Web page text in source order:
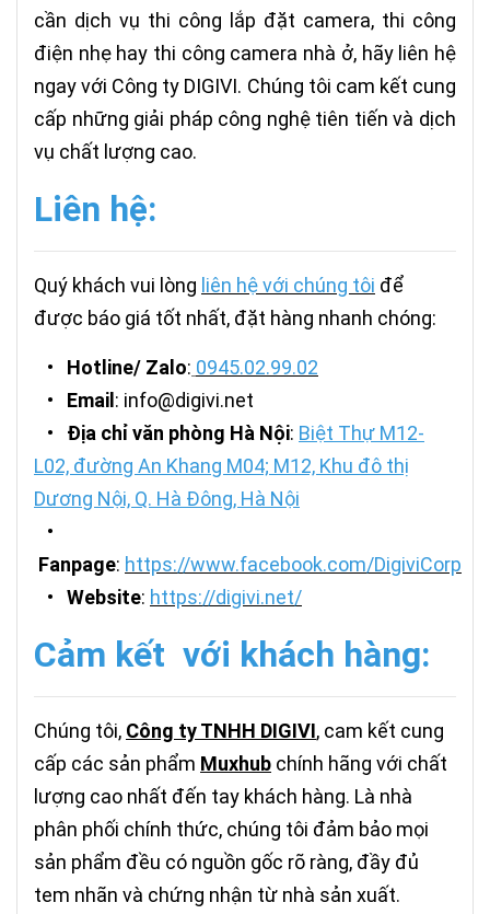
cần dịch vụ thi công lắp đặt camera, thi công
điện nhẹ hay thi công camera nhà ở, hãy liên hệ
ngay với Công ty DIGIVI. Chúng tôi cam kết cung
cấp những giải pháp công nghệ tiên tiến và dịch
vụ chất lượng cao.
Liên hệ:
Quý khách vui lòng liên hệ với chúng tôi để
được báo giá tốt nhất, đặt hàng nhanh chóng:
• Hotline/ Zalo: 0945.02.99.02
• Email : info@digivi.net
• Địa chỉ văn phòng Hà Nội: Biệt Thự M12-
L02, đường An Khang M04; M12, Khu đô thị
Dương Nội, Q. Hà Đông, Hà Nội
•
Fanpage: https://www.facebook.com/DigiviCorp
• Website: https://digivi.net/
Cảm kết với khách hàng:
Chúng tôi, Công ty TNHH DIGIVI, cam kết cung
cấp các sản phẩm Muxhub chính hãng với chất
lượng cao nhất đến tay khách hàng. Là nhà
phân phối chính thức, chúng tôi đảm bảo mọi
sản phẩm đều có nguồn gốc rõ ràng, đầy đủ
tem nhãn và chứng nhận từ nhà sản xuất.